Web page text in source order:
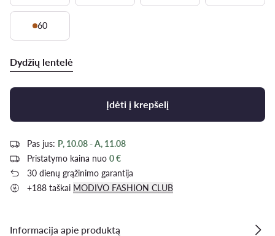
60
Dydžių lentelė
Įdėti į krepšelį
Pas jus: P, 10.08 - A, 11.08
Pristatymo kaina nuo 0 €
30 dienų grąžinimo garantija
+188 taškai MODIVO FASHION CLUB
Informacija apie produktą